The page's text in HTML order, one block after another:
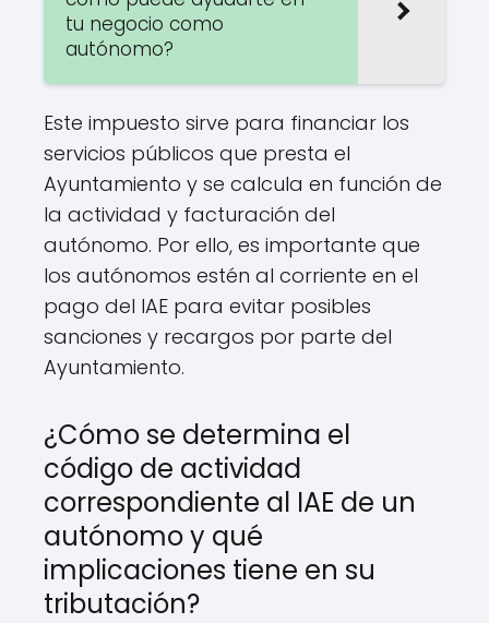
tu negocio como
autónomo?
Este impuesto sirve para financiar los
servicios públicos que presta el
Ayuntamiento y se calcula en función de
la actividad y facturación del
autónomo. Por ello, es importante que
los autónomos estén al corriente en el
pago del IAE para evitar posibles
sanciones y recargos por parte del
Ayuntamiento.
¿Cómo se determina el
código de actividad
correspondiente al IAE de un
autónomo y qué
implicaciones tiene en su
tributación?